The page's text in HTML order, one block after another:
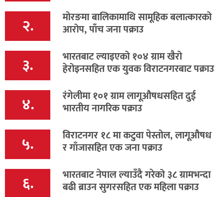
२. मोरङमा बालिकामाथि सामूहिक बलात्कारको
आरोप, पाँच जना पक्राउ
३. भारतबाट ल्याइएको १०४ ग्राम खैरो
हेरोइनसहित एक युवक विराटनगरबाट पक्राउ
४. रंगेलीमा १०१ ग्राम लागूऔषधसहित दुई
भारतीय नागरिक पक्राउ
५. विराटनगर १८ मा कटुवा पेस्तोल, लागूऔषध
र गाँजासहित एक जना पक्राउ
६. भारतबाट नेपाल ल्याउँदै गरेको ३८ ग्रामभन्दा
बढी ब्राउन सुगरसहित एक महिला पक्राउ